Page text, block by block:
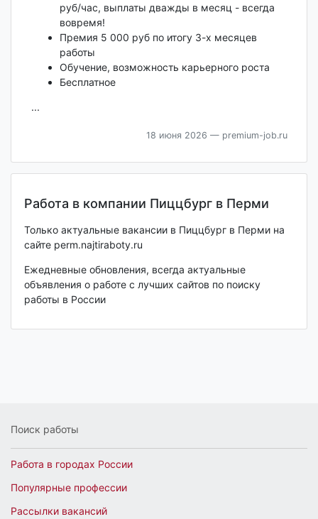
руб/час, выплаты дважды в месяц - всегда
вовремя!
Премия 5 000 руб по итогу 3-х месяцев
работы
Обучение, возможность карьерного роста
Бесплатное
...
18 июня 2026 — premium-job.ru
Работа в компании Пиццбург в Перми
Только актуальные вакансии в Пиццбург в Перми на
сайте perm.najtiraboty.ru
Ежедневные обновления, всегда актуальные
объявления о работе с лучших сайтов по поиску
работы в России
Поиск работы
Работа в городах России
Популярные профессии
Рассылки вакансий